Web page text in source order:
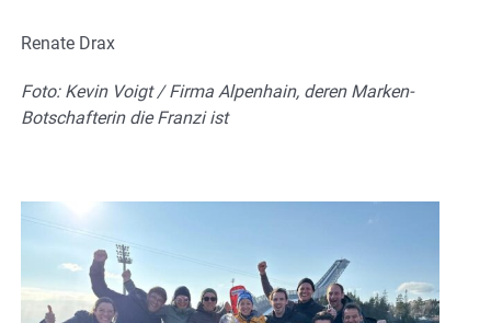
Renate Drax
Foto: Kevin Voigt / Firma Alpenhain, deren Marken-
Botschafterin die Franzi ist